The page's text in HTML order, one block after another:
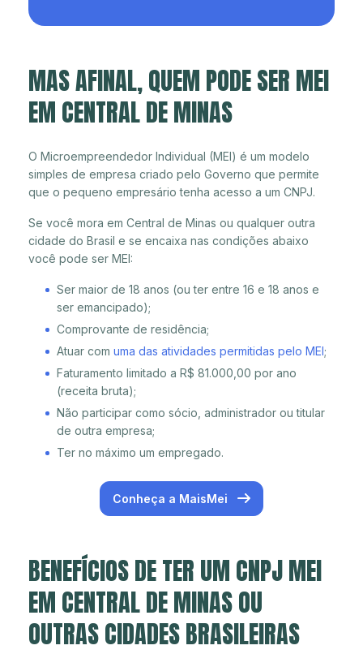
MAS AFINAL, QUEM PODE SER MEI
EM CENTRAL DE MINAS
O Microempreendedor Individual (MEI) é um modelo
simples de empresa criado pelo Governo que permite
que o pequeno empresário tenha acesso a um CNPJ.
Se você mora em Central de Minas ou qualquer outra
cidade do Brasil e se encaixa nas condições abaixo
você pode ser MEI:
Ser maior de 18 anos (ou ter entre 16 e 18 anos e
ser emancipado);
Comprovante de residência;
Atuar com uma das atividades permitidas pelo MEI;
Faturamento limitado a R$ 81.000,00 por ano
(receita bruta);
Não participar como sócio, administrador ou titular
de outra empresa;
Ter no máximo um empregado.
Conheça a MaisMei
BENEFÍCIOS DE TER UM CNPJ MEI
EM CENTRAL DE MINAS OU
OUTRAS CIDADES BRASILEIRAS